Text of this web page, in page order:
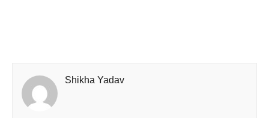
Shikha Yadav